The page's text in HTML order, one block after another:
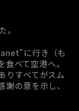
。
に行き（も
べて空港へ。
りすべてがスム
の意を示し、